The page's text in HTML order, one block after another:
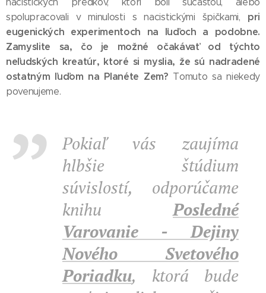
spolupracovali v minulosti s nacistickými špičkami, pri
eugenických experimentoch na ľuďoch a podobne.
Zamyslite sa, čo je možné očakávať od týchto
neľudských kreatúr, ktoré si myslia, že sú nadradené
ostatným ľuďom na Planéte Zem? Tomuto sa niekedy
povenujeme.
Pokiaľ vás zaujíma
hlbšie štúdium
súvislostí, odporúčame
knihuPosledné
Varovanie - Dejiny
Nového Svetového
Poriadku, ktorá bude